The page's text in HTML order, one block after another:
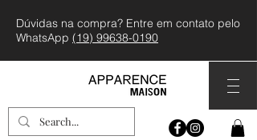
Dúvidas na compra? Entre em contato pelo
WhatsApp (19) 99638-0190